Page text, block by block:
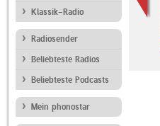
Klassik-Radio
Radiosender
Beliebteste Radios
Beliebteste Podcasts
Mein phonostar